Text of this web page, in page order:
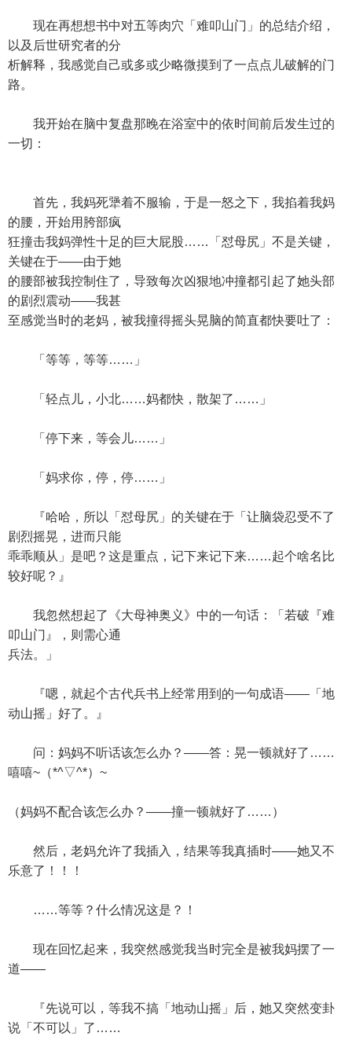
现在再想想书中对五等肉穴「难叩山门」的总结介绍，
以及后世研究者的分
析解释，我感觉自己或多或少略微摸到了一点点儿破解的门
路。
我开始在脑中复盘那晚在浴室中的依时间前后发生过的
一切：
首先，我妈死犟着不服输，于是一怒之下，我掐着我妈
的腰，开始用胯部疯
狂撞击我妈弹性十足的巨大屁股……「怼母尻」不是关键，
关键在于——由于她
的腰部被我控制住了，导致每次凶狠地冲撞都引起了她头部
的剧烈震动——我甚
至感觉当时的老妈，被我撞得摇头晃脑的简直都快要吐了：
「等等，等等……」
「轻点儿，小北……妈都快，散架了……」
「停下来，等会儿……」
「妈求你，停，停……」
『哈哈，所以「怼母尻」的关键在于「让脑袋忍受不了
剧烈摇晃，进而只能
乖乖顺从」是吧？这是重点，记下来记下来……起个啥名比
较好呢？』
我忽然想起了《大母神奥义》中的一句话：「若破『难
叩山门』，则需心通
兵法。」
『嗯，就起个古代兵书上经常用到的一句成语——「地
动山摇」好了。』
问：妈妈不听话该怎么办？——答：晃一顿就好了……
嘻嘻~（*^▽^*）~
（妈妈不配合该怎么办？——撞一顿就好了……）
然后，老妈允许了我插入，结果等我真插时——她又不
乐意了！！！
……等等？什么情况这是？！
现在回忆起来，我突然感觉我当时完全是被我妈摆了一
道——
『先说可以，等我不搞「地动山摇」后，她又突然变卦
说「不可以」了……